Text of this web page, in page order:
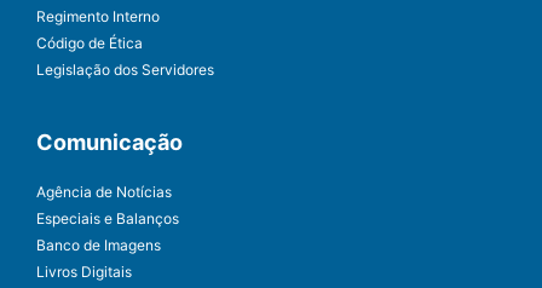
Regimento Interno
Código de Ética
Legislação dos Servidores
Comunicação
Agência de Notícias
Especiais e Balanços
Banco de Imagens
Livros Digitais